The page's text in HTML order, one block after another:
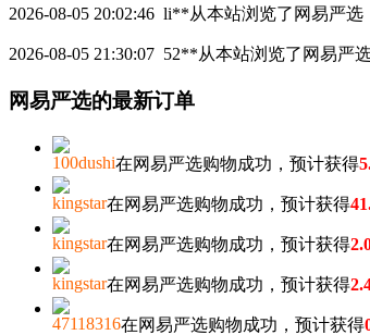
2026-08-05 20:02:46 li**从本站浏览了网易严选
2026-08-05 21:30:07 52**从本站浏览了网易严
网易严选的最新订单
100dushi在网易严选购物成功，预计获得
kingstar在网易严选购物成功，预计获得
kingstar在网易严选购物成功，预计获得
kingstar在网易严选购物成功，预计获得
47118316在网易严选购物成功，预计获得